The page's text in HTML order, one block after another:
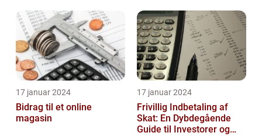
17 januar 2024
Bidrag til et online
magasin
17 januar 2024
Frivillig Indbetaling af
Skat: En Dybdegående
Guide til Investorer og